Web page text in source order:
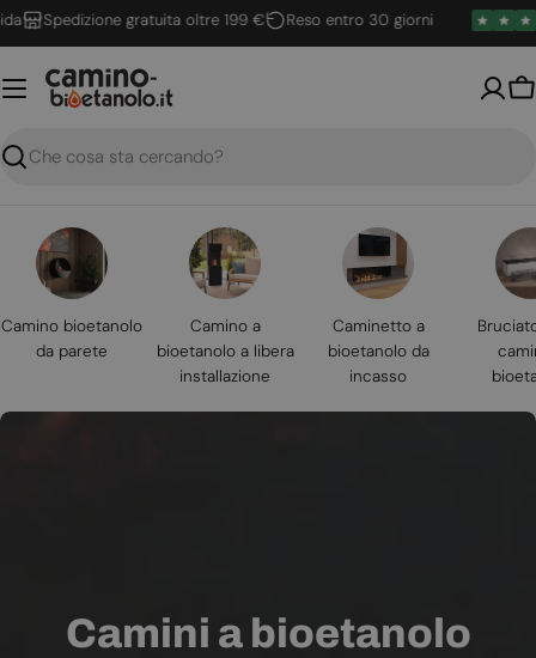
Vai
al
contenuto
Spedizione gratuita oltre 199 € Reso entro 30 giorni
Ricerca
Camino bioetanolo
da parete
Camino a
bioetanolo a libera
installazione
Caminetto a
bioetanolo da
incasso
Camini a bioetanolo